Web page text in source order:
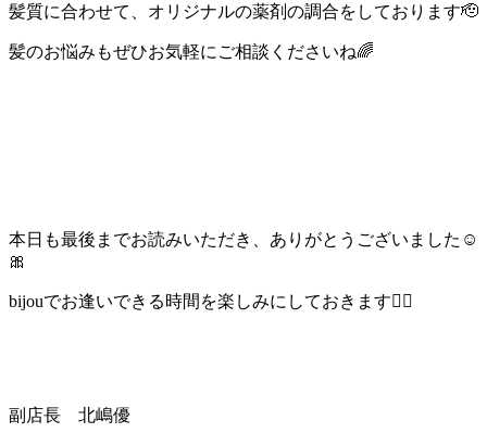
髪質に合わせて、オリジナルの薬剤の調合をしております🫡
髪のお悩みもぜひお気軽にご相談くださいね🌈
本日も最後までお読みいただき、ありがとうございました☺️
🎀
bijouでお逢いできる時間を楽しみにしておきます💇‍♀️
副店長 北嶋優